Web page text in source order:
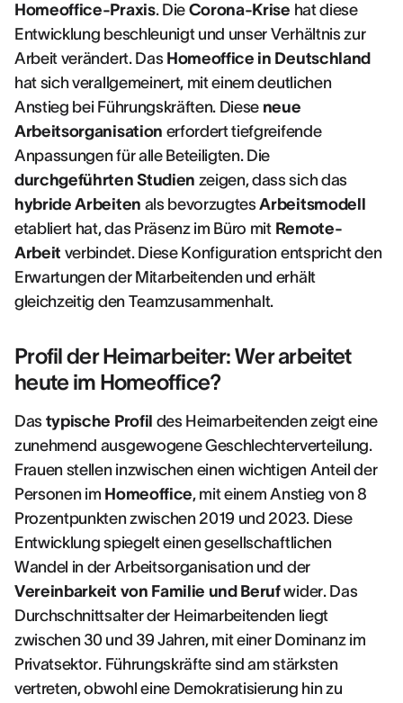
Homeoffice-Praxis. Die Corona-Krise hat diese
Entwicklung beschleunigt und unser Verhältnis zur
Arbeit verändert. Das Homeoffice in Deutschland
hat sich verallgemeinert, mit einem deutlichen
Anstieg bei Führungskräften. Diese neue
Arbeitsorganisation erfordert tiefgreifende
Anpassungen für alle Beteiligten. Die
durchgeführten Studien zeigen, dass sich das
hybride Arbeiten als bevorzugtesArbeitsmodell
etabliert hat, das Präsenz im Büro mit Remote-
Arbeit verbindet. Diese Konfiguration entspricht den
Erwartungen der Mitarbeitenden und erhält
gleichzeitig den Teamzusammenhalt.
Profil der Heimarbeiter: Wer arbeitet
heute im Homeoffice?
Das typische Profil des Heimarbeitenden zeigt eine
zunehmend ausgewogene Geschlechterverteilung.
Frauen stellen inzwischen einen wichtigen Anteil der
Personen im Homeoffice, mit einem Anstieg von 8
Prozentpunkten zwischen 2019 und 2023. Diese
Entwicklung spiegelt einen gesellschaftlichen
Wandel in der Arbeitsorganisation und der
Vereinbarkeit von Familie und Berufwider. Das
Durchschnittsalter der Heimarbeitenden liegt
zwischen 30 und 39 Jahren, mit einer Dominanz im
Privatsektor. Führungskräfte sind am stärksten
vertreten, obwohl eine Demokratisierung hin zu